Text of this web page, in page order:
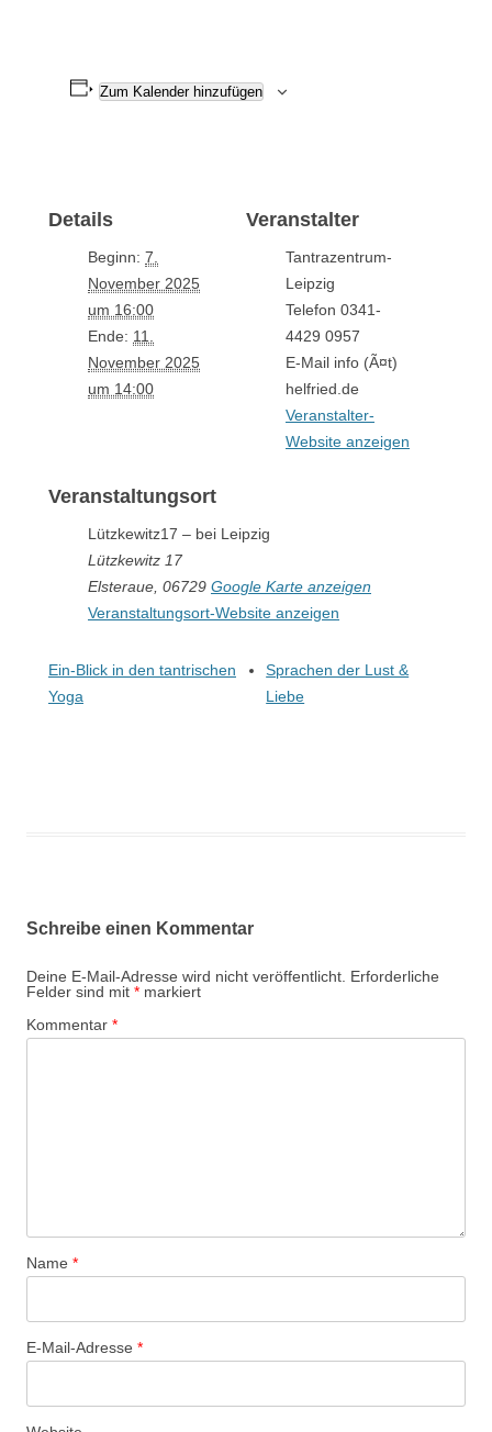
Zum Kalender hinzufügen
Details
Beginn: 7.
November 2025
um 16:00
Ende: 11.
November 2025
um 14:00
Veranstaltungsort
Lützkewitz17 – bei Leipzig
Lützkewitz 17
Elsteraue 06729 Google Karte anzeigen
Veranstaltungsort-Website anzeigen
Veranstalter
Tantrazentrum-
Leipzig
Telefon 0341-
4429 0957
E-Mail info (Ã¤t)
helfried.de
Veranstalter-
Website anzeigen
Ein-Blick in den tantrischen
Yoga
Sprachen der Lust &
Liebe
Schreibe einen Kommentar
Deine E-Mail-Adresse wird nicht veröffentlicht. Erforderliche
Felder sind mit * markiert
Kommentar *
Name *
E-Mail-Adresse *